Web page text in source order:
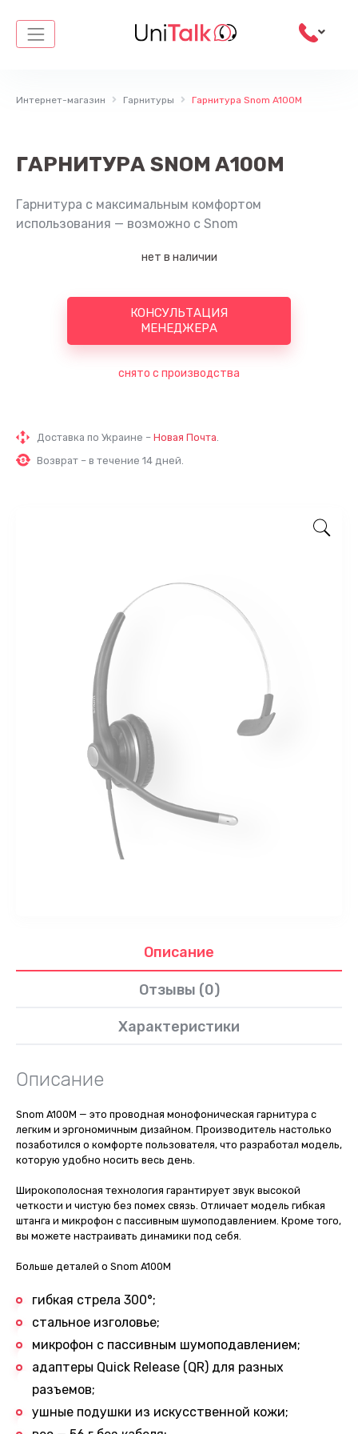
содержимому
Интернет-магазин Гарнитуры Гарнитура Snom A100M
ГАРНИТУРА SNOM A100M
Гарнитура с максимальным комфортом
использования — возможно с Snom
нет в наличии
КОНСУЛЬТАЦИЯ
МЕНЕДЖЕРА
снято с производства
Доставка по Украине – Новая Почта.
Возврат – в течение 14 дней.
Описание
Отзывы (0)
Характеристики
Описание
Snom A100M — это проводная монофоническая гарнитура с
легким и эргономичным дизайном. Производитель настолько
позаботился о комфорте пользователя, что разработал модель,
которую удобно носить весь день.
Широкополосная технология гарантирует звук высокой
четкости и чистую без помех связь. Отличает модель гибкая
штанга и микрофон с пассивным шумоподавлением. Кроме того,
вы можете настраивать динамики под себя.
Больше деталей о Snom A100M
гибкая стрела 300°;
стальное изголовье;
микрофон с пассивным шумоподавлением;
адаптеры Quick Release (QR) для разных
разъемов;
ушные подушки из искусственной кожи;